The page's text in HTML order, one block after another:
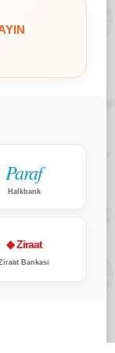
Paraf
Halkbank
◆ Ziraat
Bankası